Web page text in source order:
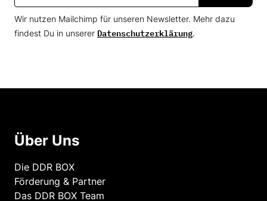
Wir nutzen Mailchimp für unseren Newsletter. Mehr dazu
findest Du in unserer Datenschutzerklärung.
Über Uns
Die DDR BOX
Förderung & Partner
Das DDR BOX Team